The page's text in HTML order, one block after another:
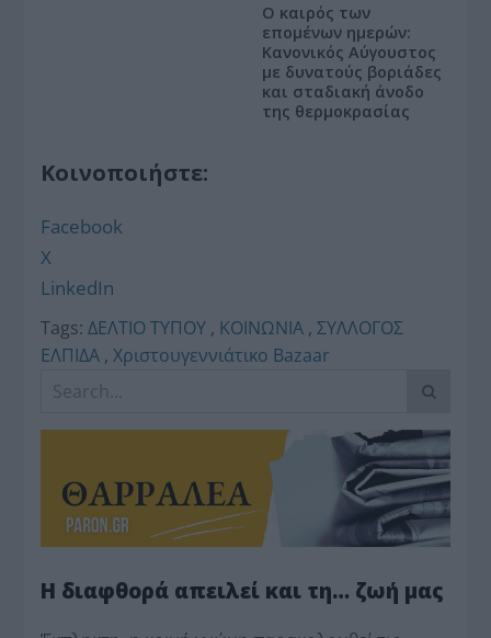
Ο καιρός των
επομένων ημερών:
Κανονικός Αύγουστος
με δυνατούς βοριάδες
και σταδιακή άνοδο
της θερμοκρασίας
Κοινοποιήστε:
Facebook
X
LinkedIn
Tags: ΔΕΛΤΙΟ ΤΥΠΟΥ , ΚΟΙΝΩΝΙΑ ,ΣΥΛΛΟΓΟΣ
ΕΛΠΙΔΑ ,Χριστουγεννιάτικο Bazaar
Η διαφθορά απειλεί και τη… ζωή μας